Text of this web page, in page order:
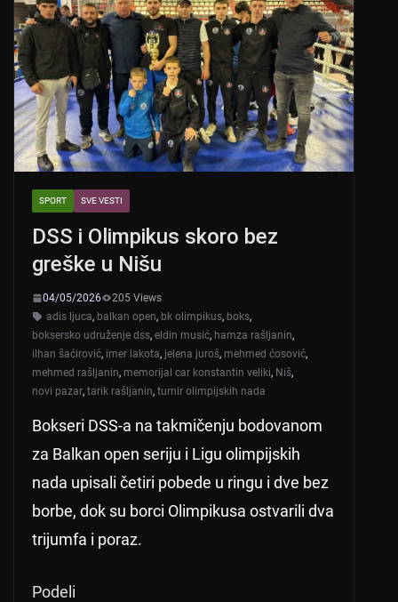
SPORT SVE VESTI
DSS i Olimpikus skoro bez
greške u Nišu
04/05/2026
205 Views
adis ljuca, balkan open, bk olimpikus, boks,
boksersko udruženje dss, eldin musić, hamza rašljanin,
ilhan šaćirović, imer lakota, jelena juroš, mehmed ćosović,
mehmed rašljanin, memorijal car konstantin veliki, Niš,
novi pazar, tarik rašljanin, turnir olimpijskih nada
Bokseri DSS-a na takmičenju bodovanom
za Balkan open seriju i Ligu olimpijskih
nada upisali četiri pobede u ringu i dve bez
borbe, dok su borci Olimpikusa ostvarili dva
trijumfa i poraz.
Podeli